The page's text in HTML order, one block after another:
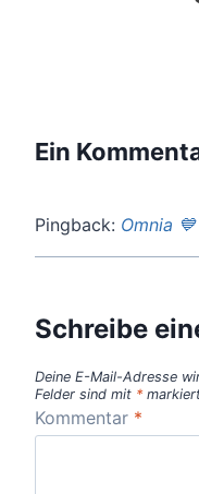
Ein
Pingback: Omnia
Schreibe
Deine E-Mail-Adresse
Felder sind mit *
Kommentar *